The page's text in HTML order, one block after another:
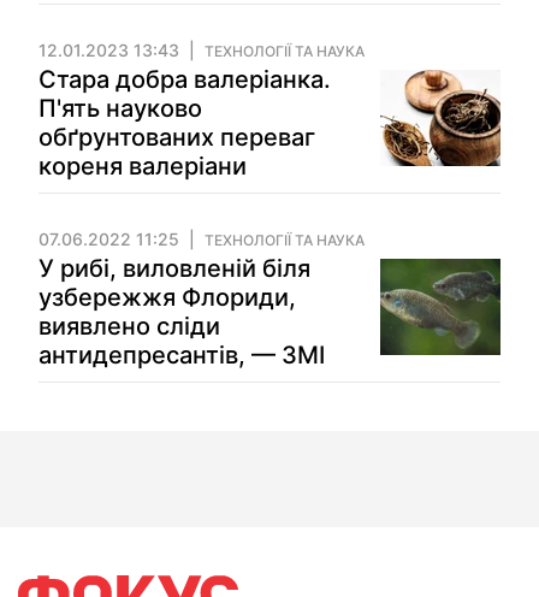
12.01.2023 13:43 ТЕХНОЛОГІЇ ТА НАУКА
Стара добра валеріанка.
П'ять науково
обґрунтованих переваг
кореня валеріани
07.06.2022 11:25 ТЕХНОЛОГІЇ ТА НАУКА
У рибі, виловленій біля
узбережжя Флориди,
виявлено сліди
антидепресантів, — ЗМІ